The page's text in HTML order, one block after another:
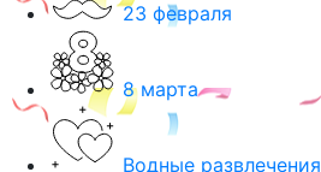
23 февраля
8 марта
Водные развлечения